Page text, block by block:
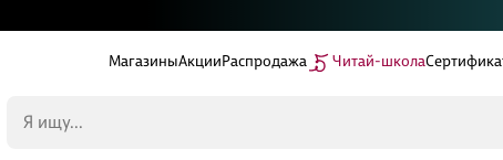
МагазиныАкцииРаспродажа Читай-школа